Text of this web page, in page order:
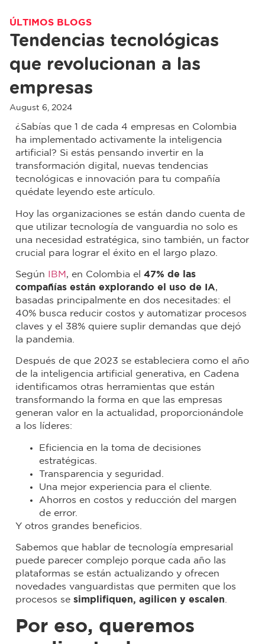
ÚLTIMOS BLOGS
Tendencias tecnológicas
que revolucionan a las
empresas
August 6, 2024
¿Sabías que 1 de cada 4 empresas en Colombia
ha implementado activamente la inteligencia
artificial? Si estás pensando invertir en la
transformación digital, nuevas tendencias
tecnológicas e innovación para tu compañía
quédate leyendo este artículo.
Hoy las organizaciones se están dando cuenta de
que utilizar tecnología de vanguardia no solo es
una necesidad estratégica, sino también, un factor
crucial para lograr el éxito en el largo plazo.
Según IBM , en Colombia el 47% de las
compañías están explorando el uso de IA,
basadas principalmente en dos necesitades: el
40% busca reducir costos y automatizar procesos
claves y el 38% quiere suplir demandas que dejó
la pandemia.
Después de que 2023 se estableciera como el año
de la inteligencia artificial generativa, en Cadena
identificamos otras herramientas que están
transformando la forma en que las empresas
generan valor en la actualidad, proporcionándole
a los líderes:
Eficiencia en la toma de decisiones
estratégicas.
Transparencia y seguridad.
Una mejor experiencia para el cliente.
Ahorros en costos y reducción del margen
de error.
Y otros grandes beneficios.
Sabemos que hablar de tecnología empresarial
puede parecer complejo porque cada año las
plataformas se están actualizando y ofrecen
novedades vanguardistas que permiten que los
procesos se simplifiquen, agilicen y escalen.
Por eso, queremos